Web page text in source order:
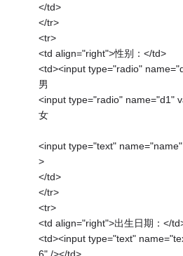
</td>
</tr>
<tr>
<td align="right">性别：</td>
<td><input type="radio"
男
<input type="radio" name="d1"
女
<input type="text"
>
</td>
</tr>
<tr>
<td align="right">出生日期：</
<td><input type="text"
6" /></td>